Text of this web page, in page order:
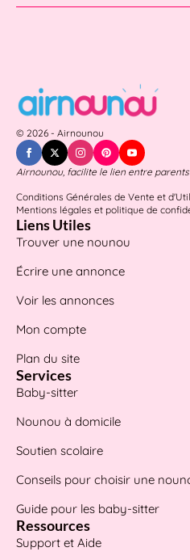
© 2026 - Airnounou
Airnounou, facilite le lien entre
Conditions Générales de Vente et
Mentions légales et politique de
Liens Utiles
Trouver une nounou
Écrire une annonce
Voir les annonces
Mon compte
Plan du site
Services
Baby-sitter
Nounou à domicile
Soutien scolaire
Conseils pour choisir une
Guide pour les baby-sitter
Ressources
Support et Aide